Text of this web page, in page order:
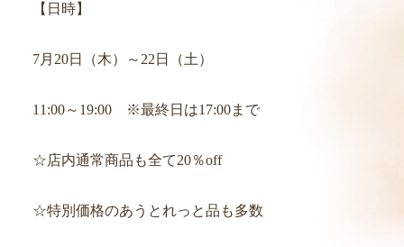
【日時】
7月20日（木）～22日（土）
11:00～19:00 ※最終日は17:00まで
☆店内通常商品も全て20％off
☆特別価格のあうとれっと品も多数